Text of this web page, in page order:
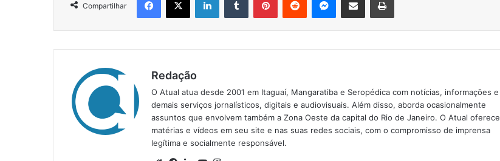
Compartilhar
Redação
O Atual atua desde 2001 em Itaguaí, Mangaratiba e Seropédica com notícias, informações e
demais serviços jornalísticos, digitais e audiovisuais. Além disso, aborda ocasionalmente
assuntos que envolvem também a Zona Oeste da capital do Rio de Janeiro. O Atual oferece
matérias e vídeos em seu site e nas suas redes sociais, com o compromisso de imprensa
legítima e socialmente responsável.